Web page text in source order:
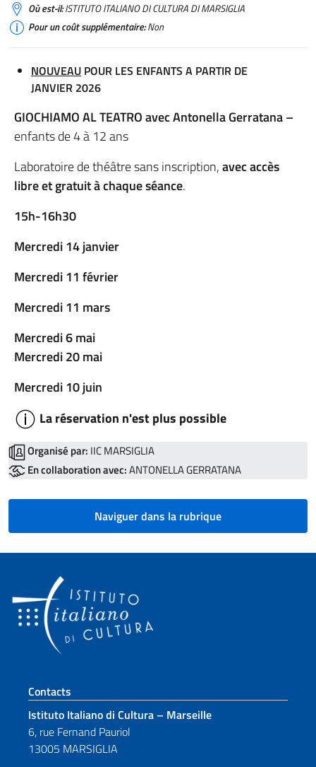
Où est-il:ISTITUTO ITALIANO DI CULTURA DI MARSIGLIA
Pour un coût supplémentaire:Non
NOUVEAU POUR LES ENFANTS A PARTIR DE
JANVIER 2026
GIOCHIAMO AL TEATRO avec Antonella Gerratana –
enfants de 4 à 12 ans
Laboratoire de théâtre sans inscription,avec accès
libre et gratuit à chaque séance.
15h-16h30
Mercredi 14 janvier
Mercredi 11 février
Mercredi 11 mars
Mercredi 6 mai
Mercredi 20 mai
Mercredi 10 juin
La réservation n'est plus possible
Organisé par: IIC MARSIGLIA
En collaboration avec:ANTONELLA GERRATANA
Naviguer dans la rubrique
Section de pied de page
Contacts
Istituto Italiano di Cultura – Marseille
6, rue Fernand Pauriol
13005 MARSIGLIA